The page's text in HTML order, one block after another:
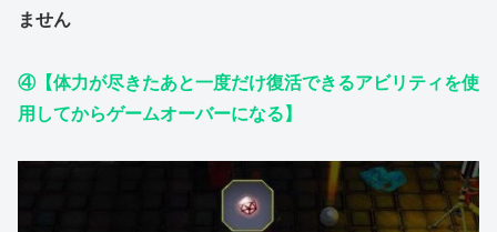
ません
④【体力が尽きたあと一度だけ復活できるアビリティを使
用してからゲームオーバーになる】